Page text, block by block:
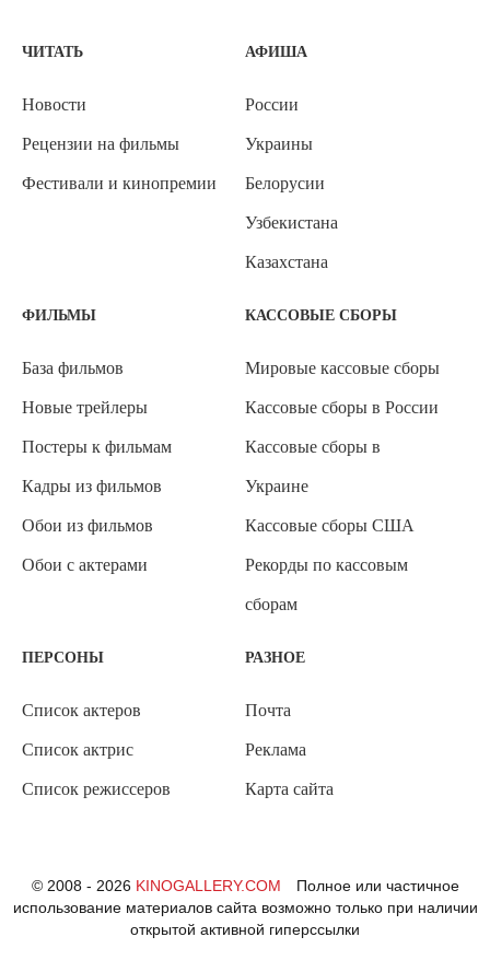
ЧИТАТЬ
Новости
Рецензии на фильмы
Фестивали и кинопремии
АФИША
России
Украины
Белорусии
Узбекистана
Казахстана
ФИЛЬМЫ
База фильмов
Новые трейлеры
Постеры к фильмам
Кадры из фильмов
Обои из фильмов
Обои с актерами
КАССОВЫЕ СБОРЫ
Мировые кассовые сборы
Кассовые сборы в России
Кассовые сборы в
Украине
Кассовые сборы США
Рекорды по кассовым
сборам
ПЕРСОНЫ
Список актеров
Список актрис
Список режиссеров
РАЗНОЕ
Почта
Реклама
Карта сайта
© 2008 - 2026 KINOGALLERY.COM
Полное или частичное
использование материалов сайта возможно только при наличии
открытой активной гиперссылки